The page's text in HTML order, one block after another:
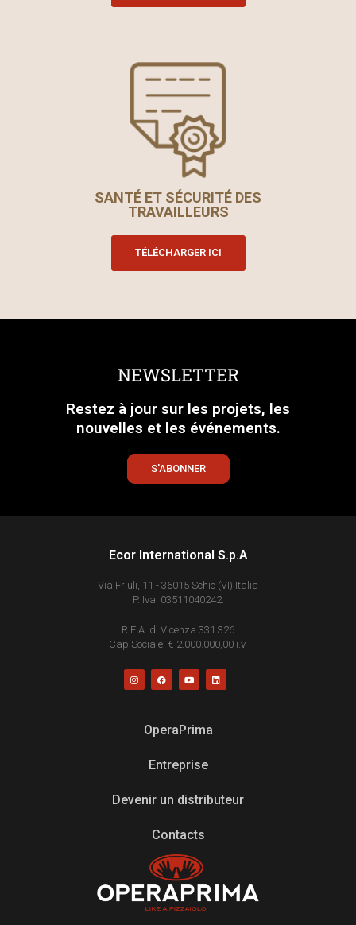
SANTÉ ET SÉCURITÉ DES
TRAVAILLEURS
TÉLÉCHARGER ICI
NEWSLETTER
Restez à jour sur les projets, les
nouvelles et les événements.
S'ABONNER
Ecor International S.p.A
Via Friuli, 11 - 36015 Schio (VI) Italia
P. Iva: 03511040242.
R.E.A. di Vicenza 331.326
Cap Sociale: € 2.000.000,00 i.v.
OperaPrima
Entreprise
Devenir un distributeur
Contacts